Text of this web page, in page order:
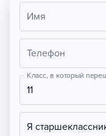
Имя
Телефон
Класс, в который
11
Я